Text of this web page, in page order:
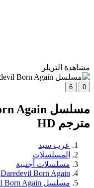
مشاهدة التريلر
0
6
مترجم HD
عرب سيد
المسلسلات
مسلسلات أجنبية
Daredevil Born Again
مسلسل Daredevil Born Again حلقة 4 مترجم HD